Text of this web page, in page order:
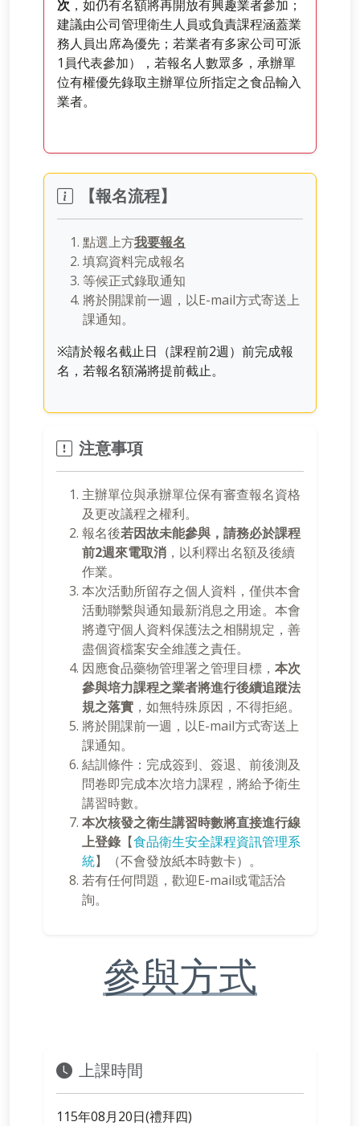
次 ，如仍有名額將再開放有興趣業者參加；
建議由公司管理衛生人員或負責課程涵蓋業
務人員出席為優先；若業者有多家公司可派
1員代表參加），若報名人數眾多，承辦單
位有權優先錄取主辦單位所指定之食品輸入
業者。
【報名流程】
點選上方我要報名
填寫資料完成報名
等候正式錄取通知
將於開課前一週，以E-mail方式寄送上
課通知。
※請於報名截止日（課程前2週）前完成報
名，若報名額滿將提前截止。
注意事項
主辦單位與承辦單位保有審查報名資格
及更改議程之權利。
報名後若因故未能參與，請務必於課程
前2週來電取消 ，以利釋出名額及後續
作業。
本次活動所留存之個人資料，僅供本會
活動聯繫與通知最新消息之用途。本會
將遵守個人資料保護法之相關規定，善
盡個資檔案安全維護之責任。
因應食品藥物管理署之管理目標， 本次
參與培力課程之業者將進行後續追蹤法
規之落實 ，如無特殊原因，不得拒絕。
將於開課前一週，以E-mail方式寄送上
課通知。
結訓條件：完成簽到、簽退、前後測及
問卷即完成本次培力課程，將給予衛生
講習時數。
本次核發之衛生講習時數將直接進行線
上登錄 【食品衛生安全課程資訊管理系
統】（不會發放紙本時數卡）。
若有任何問題，歡迎E-mail或電話洽
詢。
參與方式
上課時間
115年08月20日(禮拜四)